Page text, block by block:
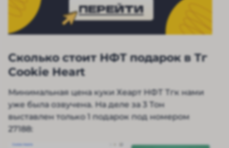
ПЕРЕЙТИ
Сколько стоит НФТ подарок в Тг
Cookie Heart
Минимальная цена куки Хеарт НФТ Тгк нами
уже была озвучена. На деле за 3 Тон
выставлен только 1 подарок под номером
27188: